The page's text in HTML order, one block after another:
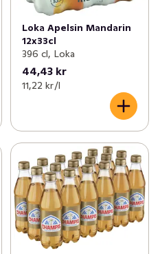
Loka Apelsin Mandarin
12x33cl
396 cl, Loka
44,43 kr
11,22 kr /l